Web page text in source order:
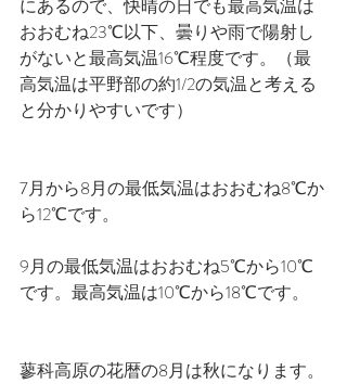
にあるので、快晴の日でも最高気温は
おおむね23℃以下、曇りや雨で陽射し
がないと最高気温16℃程度です。（最
高気温は平野部の約1/2の気温と考える
と分かりやすいです）
7月から8月の最低気温はおおむね8℃か
ら12℃です。
9月の最低気温はおおむね5℃から10℃
です。最高気温は10℃から18℃です。
蓼科高原の花暦の8月は秋になります。